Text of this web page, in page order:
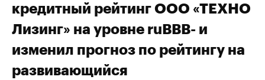
кредитный рейтинг ООО «ТЕХНО
Лизинг» на уровне ruBBB- и
изменил прогноз по рейтингу на
развивающийся